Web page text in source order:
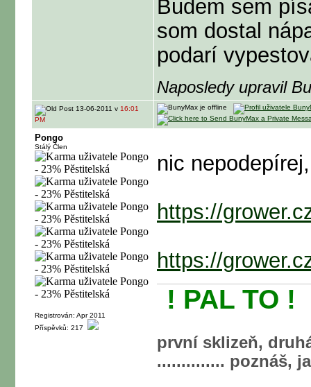
Budem sem
som dostal
podarí
Naposledy upravil
13-06-2011 v 16:01
PM
Pongo
Stálý Člen
Registrován: Apr 2011
Příspěvků: 217
nic
https://
https://
! PAL TO !
první sklizeň,
.............. poznáš,